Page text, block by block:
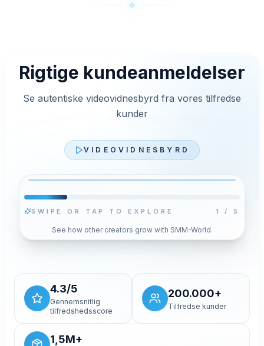
Rigtige kundeanmeldelser
Se autentiske videovidnesbyrd fra vores tilfredse
kunder
VIDEOVIDNESBYRD
4.3/5
Gennemsnitlig
tilfredshedsscore
200.000+
Tilfredse kunder
1,5M+
Tryk Afspil for at indlæse YouTubes
Tillad og indlæs video
SWIPE OR TAP TO EXPLORE 2 / 5
See how other creators grow with SMM-World.